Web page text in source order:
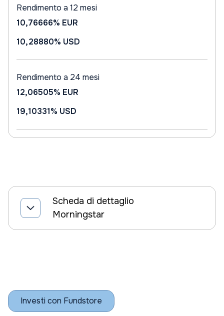
Rendimento a 12 mesi
10,76666% EUR
10,28880% USD
Rendimento a 24 mesi
12,06505% EUR
19,10331% USD
Scheda di dettaglio
Morningstar
Investi con Fundstore